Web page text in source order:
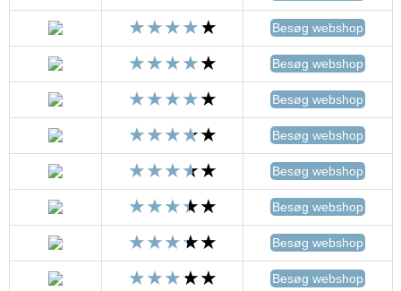
Besøg webshop
Besøg webshop
Besøg webshop
Besøg webshop
Besøg webshop
Besøg webshop
Besøg webshop
Besøg webshop